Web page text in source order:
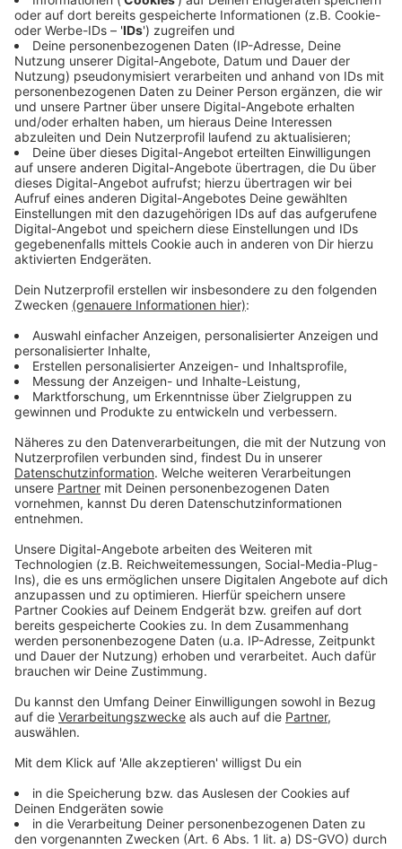
Team ohne dich nicht funktioniert, ist das nicht
Führung, sondern Business-Sabotage. Wie du dich
selbst “wegrationalisierst” und endlich den
Unternehmer-Alltag lebst, den du verdienst.
Fazit & CTA: Es ist Zeit, deine eigene Linie zu finden –
Schluss mit reaktivem Arbeiten. Hol dir deine
Klarheit und Tools auf
[https://theangryteddy.com].
____
Dein nächster Schritt: Vom Hörer zum Strategen.
Du spürst, dass ein Podcast der richtige Hebel für
dein Business ist, aber weißt nicht, wie du deine
Expertise in ein Format gießt, das „klar“ statt „laut“
ist?
Als strategischer Podcast-Coach und dipl.
systemischer Coach verbinde ich Marketing-
Erfahrung (seit 2006) mit der Tiefe, die deinem
Fundament oft fehlt. Wir finden deine Haltung und
deine Botschaft, bevor wir über Mikrofone reden.
Schritt 1: Mach den Selbstaudit
Du willst erstmal selbst Klarheit schaffen? Lade dir
das kostenlose Podcanvas Audit Worksheet
herunter und prüfe das Fundament deines
(geplanten) Podcasts auf Herz und Nieren:
➡️ https://www.teddy.click/podcanvas
Schritt 2: Lass uns Strategie reden
Der erste Schritt für eine gemeinsame
Zusammenarbeit ist immer ein kostenloses
Strategie-Gespräch. Wir klären in 30 Minuten, ob
(und wie) ich der richtige Partner für dich bin.
http://teddy.click/zusammenarbeit
Bleiben wir in Kontakt:
LinkedIn: